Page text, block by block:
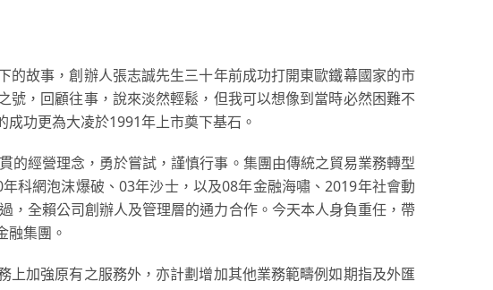
故事，創辦人張志誠先生三十年前成功打開東歐鐵幕國家的市
，回顧往事，說來淡然輕鬆，但我可以想像到當時必然困難不
功更為大凌於1991年上市奠下基石。
的經營理念，勇於嘗試，謹慎行事。集團由傳統之貿易業務轉型
科網泡沫爆破、03年沙士，以及08年金融海嘯、2019年社會動
，全賴公司創辦人及管理層的通力合作。今天本人身負重任，帶
融集團。
加強原有之服務外，亦計劃增加其他業務範疇例如期指及外匯